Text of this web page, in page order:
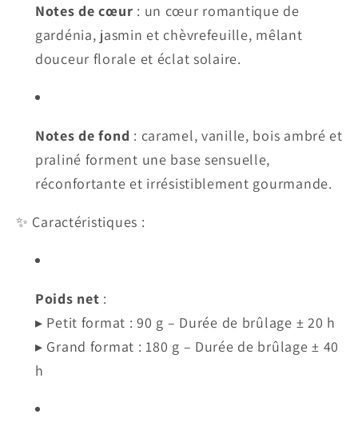
Notes de cœur : un cœur romantique de
gardénia, jasmin et chèvrefeuille, mêlant
douceur florale et éclat solaire.
Notes de fond : caramel, vanille, bois ambré et
praliné forment une base sensuelle,
réconfortante et irrésistiblement gourmande.
✨ Caractéristiques :
Poids net :
▸ Petit format : 90 g – Durée de brûlage ± 20 h
▸ Grand format : 180 g – Durée de brûlage ± 40
h